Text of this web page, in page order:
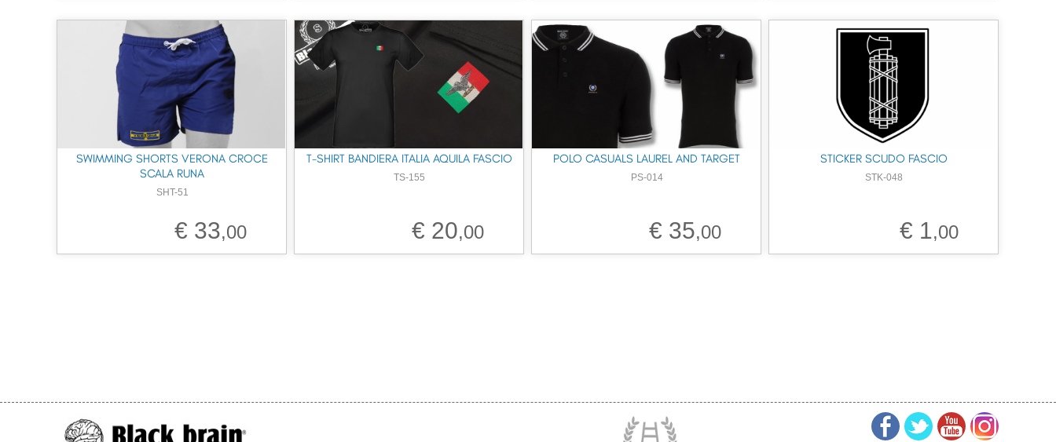
SWIMMING SHORTS VERONA CROCE
SCALA RUNA
SHT-51
€ 33,00
T-SHIRT BANDIERA ITALIA AQUILA FASCIO
TS-155
€ 20,00
POLO CASUALS LAUREL AND TARGET
PS-014
€ 35,00
STICKER SCUDO FASCIO
STK-048
€ 1,00